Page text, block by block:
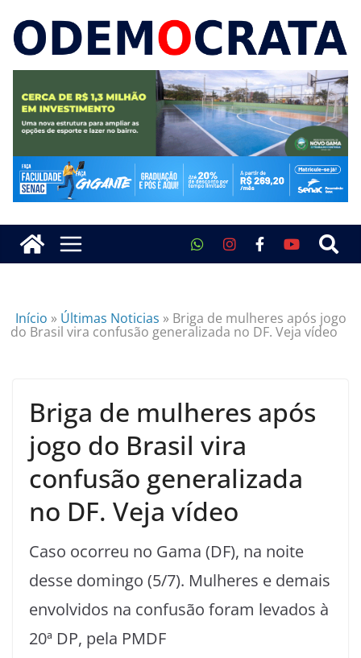
Início » Últimas Noticias » Briga de mulheres após jogo
do Brasil vira confusão generalizada no DF. Veja vídeo
Briga de mulheres após
jogo do Brasil vira
confusão generalizada
no DF. Veja vídeo
Caso ocorreu no Gama (DF), na noite
desse domingo (5/7). Mulheres e demais
envolvidos na confusão foram levados à
20ª DP, pela PMDF